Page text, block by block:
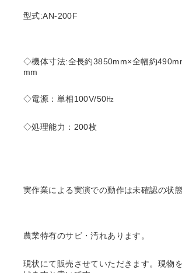
型式:AN-200F
◇機体寸法:全長約3850mm×全幅約
mm
◇電源：単相100V/50㎐
◇処理能力：200枚
実作業による実演での動作は未確認の状
農業特有のサビ・汚れあります。
現状にて販売させていただきます。現物